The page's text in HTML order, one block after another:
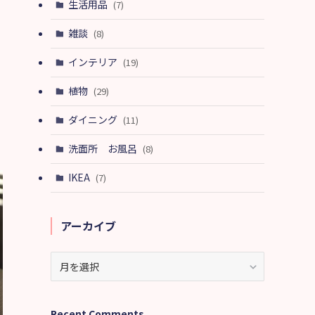
生活用品 (7)
雑談 (8)
インテリア (19)
植物 (29)
ダイニング (11)
洗面所 お風呂 (8)
IKEA (7)
アーカイブ